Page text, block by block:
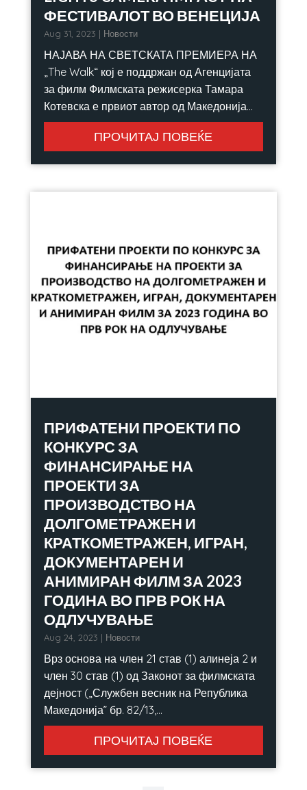
ФЕСТИВАЛОТ ВО ВЕНЕЦИЈА
Aug 31, 2023 | Новости
НАЈАВА НА СВЕТСКАТА ПРЕМИЕРА НА
„The Walk“ кој е поддржан од Агенцијата
за филм Филмската режисерка Тамара
Котевска е првиот автор од Македонија...
ПРОЧИТАЈ ПОВЕЌЕ
ПРИФАТЕНИ ПРОЕКТИ ПО
КОНКУРС ЗА
ФИНАНСИРАЊЕ НА
ПРОЕКТИ ЗА
ПРОИЗВОДСТВО НА
ДОЛГОМЕТРАЖЕН И
КРАТКОМЕТРАЖЕН, ИГРАН,
ДОКУМЕНТАРЕН И
АНИМИРАН ФИЛМ ЗА 2023
ГОДИНА ВО ПРВ РОК НА
ОДЛУЧУВАЊЕ
Aug 24, 2023 | Новости
Врз основа на член 21 став (1) алинеја 2 и
член 30 став (1) од Законот за филмската
дејност („Службен весник на Република
Македонија” бр. 82/13,...
ПРОЧИТАЈ ПОВЕЌЕ